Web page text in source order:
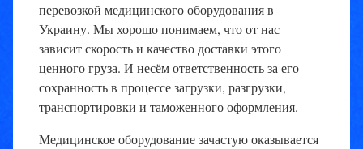
перевозкой медицинского оборудования в
Украину. Мы хорошо понимаем, что от нас
зависит скорость и качество доставки этого
ценного груза. И несём ответственность за его
сохранность в процессе загрузки, разгрузки,
транспортировки и таможенного оформления.
Медицинское оборудование зачастую оказывается